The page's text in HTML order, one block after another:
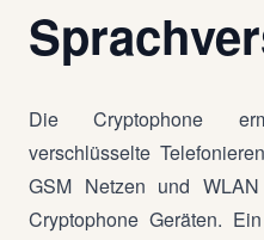
Die Cryptophone
verschlüsselte
GSM Netzen und
Cryptophone Geräten.